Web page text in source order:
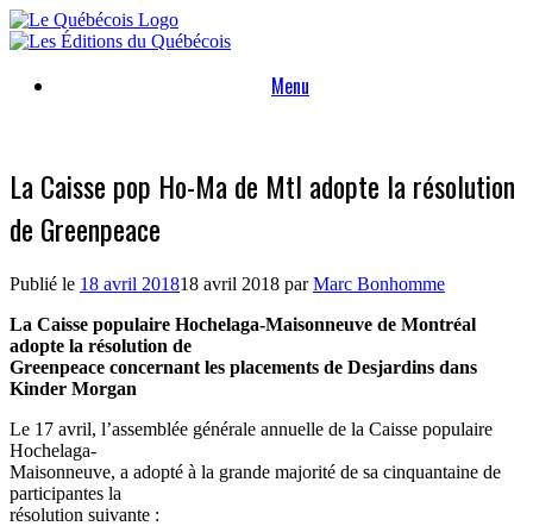
Skip
to
Menu
La Caisse pop Ho-Ma de Mtl adopte la résolution
de Greenpeace
Publié le 18 avril 201818 avril 2018 parMarc Bonhomme
La Caisse populaire Hochelaga-Maisonneuve de Montréal
adopte la résolution de
Greenpeace concernant les placements de Desjardins dans
Kinder Morgan
Le 17 avril, l’assemblée générale annuelle de la Caisse populaire
Hochelaga-
Maisonneuve, a adopté à la grande majorité de sa cinquantaine de
participantes la
résolution suivante :